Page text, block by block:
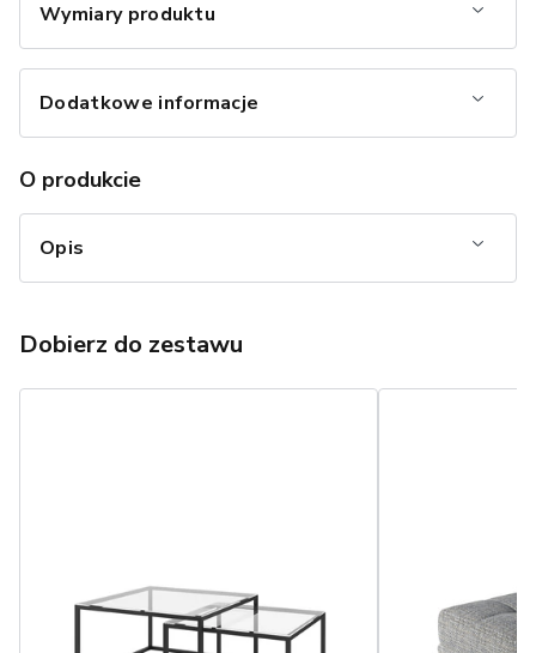
Wymiary produktu
Dodatkowe informacje
O produkcie
Opis
Dobierz do zestawu